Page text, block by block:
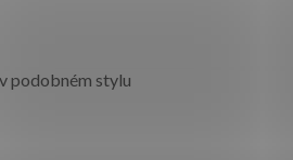
podobném stylu